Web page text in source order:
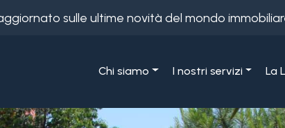
sulle ultime novità del mondo
Chi siamo I nostri servizi La